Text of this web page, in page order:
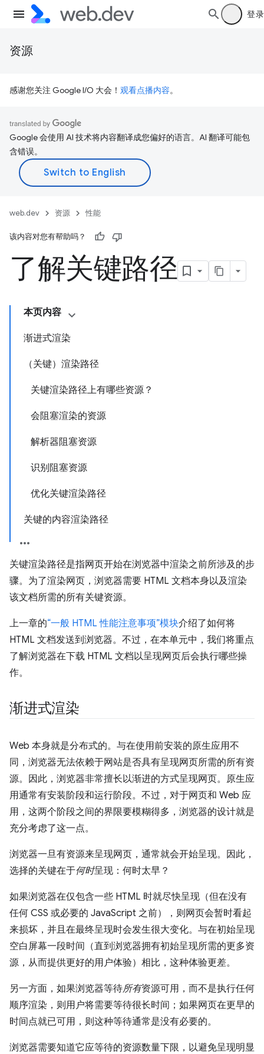
登录
资源
感谢您关注 Google I/O 大会！ 观看点播内容。
Google 会使用 AI 技术将内容翻译成您偏好的语言。AI 翻译可能包
含错误。
web.dev 资源 性能
该内容对您有帮助吗？
了解关键路径
本页内容
渐进式渲染
（关键）渲染路径
关键渲染路径上有哪些资源？
会阻塞渲染的资源
解析器阻塞资源
识别阻塞资源
优化关键渲染路径
关键的内容渲染路径
关键渲染路径是指网页开始在浏览器中渲染之前所涉及的步
骤。为了渲染网页，浏览器需要 HTML 文档本身以及渲染
该文档所需的所有关键资源。
上一章的“一般 HTML 性能注意事项”模块介绍了如何将
HTML 文档发送到浏览器。不过，在本单元中，我们将重点
了解浏览器在下载 HTML 文档以呈现网页后会执行哪些操
作。
渐进式渲染
Web 本身就是分布式的。与在使用前安装的原生应用不
同，浏览器无法依赖于网站是否具有呈现网页所需的所有资
源。因此，浏览器非常擅长以渐进的方式呈现网页。原生应
用通常有安装阶段和运行阶段。不过，对于网页和 Web 应
用，这两个阶段之间的界限要模糊得多，浏览器的设计就是
充分考虑了这一点。
浏览器一旦有资源来呈现网页，通常就会开始呈现。因此，
选择的关键在于何时呈现：何时太早？
如果浏览器在仅包含一些 HTML 时就尽快呈现（但在没有
任何 CSS 或必要的 JavaScript 之前），则网页会暂时看起
来损坏，并且在最终呈现时会发生很大变化。与在初始呈现
空白屏幕一段时间（直到浏览器拥有初始呈现所需的更多资
源，从而提供更好的用户体验）相比，这种体验更差。
另一方面，如果浏览器等待所有资源可用，而不是执行任何
顺序渲染，则用户将需要等待很长时间；如果网页在更早的
时间点就已可用，则这种等待通常是没有必要的。
浏览器需要知道它应等待的资源数量下限，以避免呈现明显